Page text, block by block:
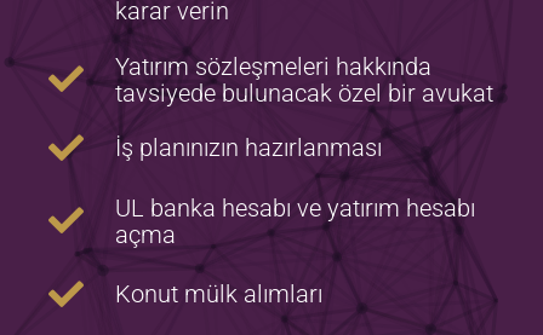
karar verin
Yatırım sözleşmeleri hakkında
tavsiyede bulunacak özel bir avukat
İş planınızın hazırlanması
UL banka hesabı ve yatırım hesabı
açma
Konut mülk alımları